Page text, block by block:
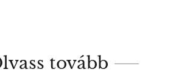
tovább